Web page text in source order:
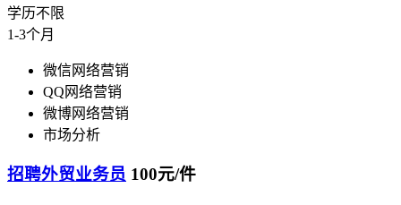
学历不限
1-3个月
微信网络营销
QQ网络营销
微博网络营销
市场分析
招聘外贸业务员 100元/件